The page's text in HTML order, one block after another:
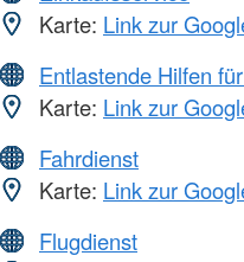
Karte: Link zur
Entlastende Hilfen
Karte: Link zur
Fahrdienst
Karte: Link zur
Flugdienst